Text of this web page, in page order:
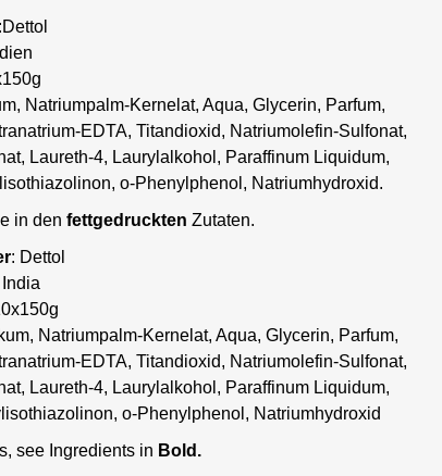
Natriumpalm-Kernelat, Aqua, Glycerin, Parfum,
EDTA, Titandioxid, Natriumolefin-Sulfonat,
Laureth-4, Laurylalkohol, Paraffinum Liquidum,
o-Phenylphenol, Natriumhydroxid.
in den fettgedruckten Zutaten.
: Dettol
Natriumpalm-Kernelat, Aqua, Glycerin, Parfum,
EDTA, Titandioxid, Natriumolefin-Sulfonat,
Laureth-4, Laurylalkohol, Paraffinum Liquidum,
o-Phenylphenol, Natriumhydroxid
see Ingredients in Bold.